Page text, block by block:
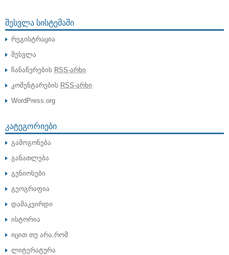
ᲨᲔᲡᲕᲚᲐ ᲡᲘᲡᲢᲔᲛᲐᲨᲘ
რეგისტრაცია
შესვლა
ჩანაწერების RSS-არხი
კომენტარების RSS-არხი
WordPress.org
ᲙᲐᲢᲔᲒᲝᲠᲘᲔᲑᲘ
გამოგონება
განათლება
გენიოსები
გეოგრაფია
დამაკვირდი
ისტორია
იცით თუ არა,რომ
ლიტერატურა